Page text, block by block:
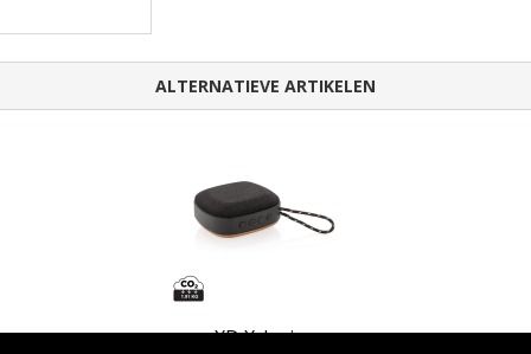
ALTERNATIEVE ARTIKELEN
XD Xclusive